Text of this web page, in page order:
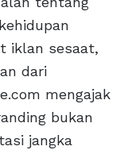
iklan sesaat,
dari
mengajak
bukan
jangka